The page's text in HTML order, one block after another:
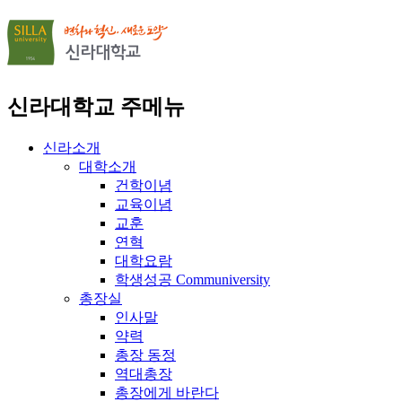
신라대학교 주메뉴
신라소개
대학소개
건학이념
교육이념
교훈
연혁
대학요람
학생성공 Communiversity
총장실
인사말
약력
총장 동정
역대총장
총장에게 바란다